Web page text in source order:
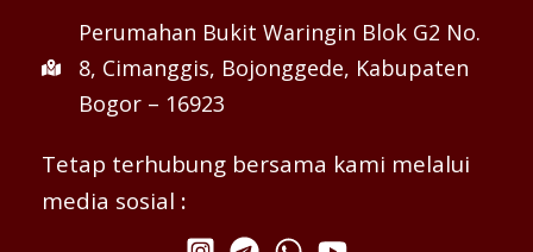
Perumahan Bukit Waringin Blok G2 No.
8, Cimanggis, Bojonggede, Kabupaten
Bogor – 16923
Tetap terhubung bersama kami melalui
media sosial :